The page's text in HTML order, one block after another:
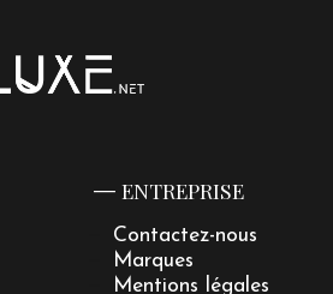
ENTREPRISE
Contactez-nous
Marques
Mentions légales